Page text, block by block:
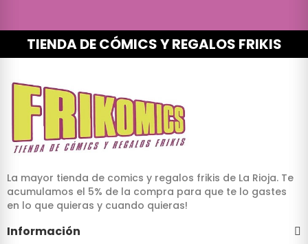
TIENDA DE CÓMICS Y REGALOS FRIKIS
La mayor tienda de comics y regalos frikis de La Rioja. Te
acumulamos el 5% de la compra para que te lo gastes
en lo que quieras y cuando quieras!
Información